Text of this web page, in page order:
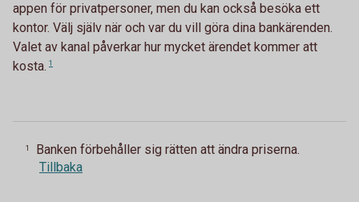
appen för privatpersoner, men du kan också besöka ett
kontor. Välj själv när och var du vill göra dina bankärenden.
Valet av kanal påverkar hur mycket ärendet kommer att
kosta. 1
1
Banken förbehåller sig rätten att ändra priserna.
Tillbaka